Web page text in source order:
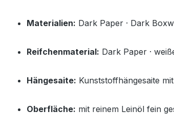
Materialien: Dark Paper · Dark
Reifchenmaterial: Dark Paper ·
Hängesaite: Kunststoffhängesaite
Oberfläche: mit reinem Leinöl fein